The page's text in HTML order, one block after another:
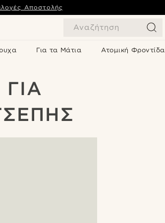
Αναζήτηση
Για τα Μάτια Ατομική Φροντίδα
Αποστολής